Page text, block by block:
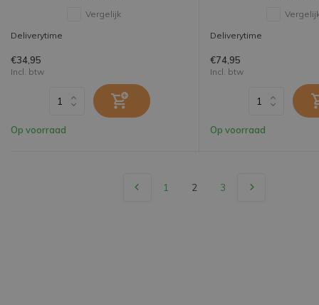
Vergelijk
Deliverytime
€34,95
Incl. btw
Op voorraad
Deliverytime
€74,95
Incl. btw
Op voorraad
1 2 3